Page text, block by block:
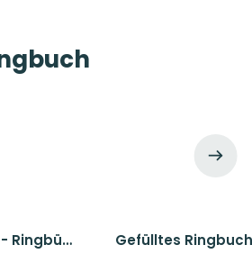
Gefülltes Ringbuch - Ringbücher Basic Gefülltes